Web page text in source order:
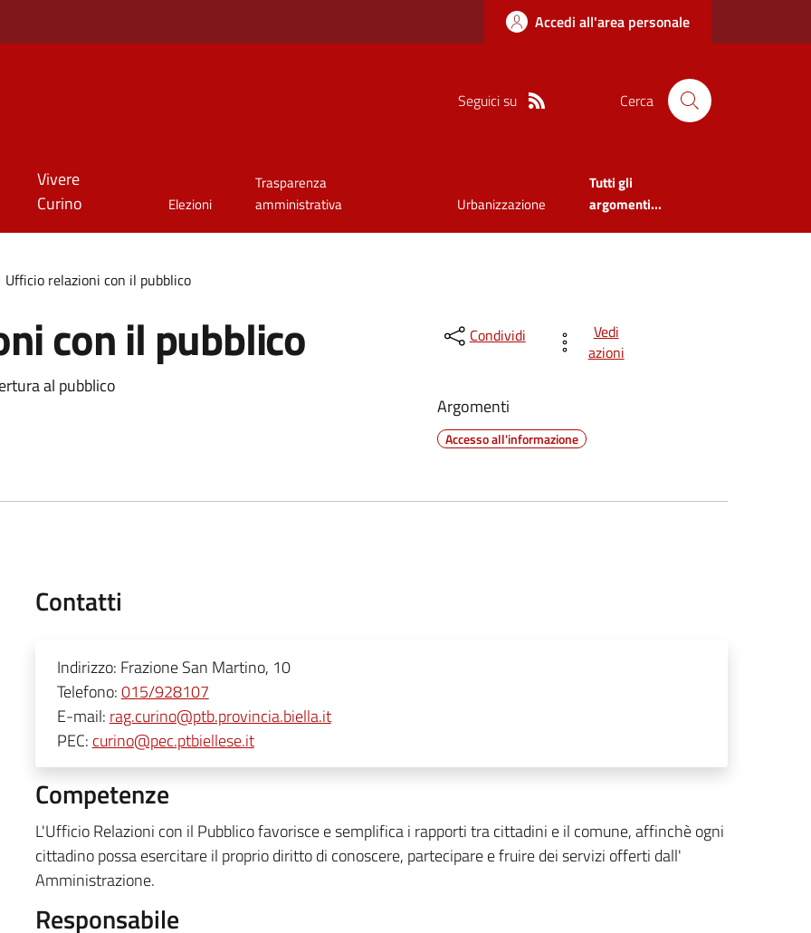
Accedi all'area personale
Seguici su Cerca
Vivere
Curino
Elezioni
Trasparenza
amministrativa
Urbanizzazione
Tutti gli
argomenti...
Ufficio relazioni con il pubblico
con il pubblico
al pubblico
Condividi
Vedi
azioni
Argomenti
Accesso all'informazione
Contatti
Indirizzo: Frazione San Martino, 10
Telefono:015/928107
E-mail: rag.curino@ptb.provincia.biella.it
PEC: curino@pec.ptbiellese.it
Competenze
L'Ufficio Relazioni con il Pubblico favorisce e semplifica i rapporti tra cittadini e il comune, affinchè ogni
cittadino possa esercitare il proprio diritto di conoscere, partecipare e fruire dei servizi offerti dall'
Amministrazione.
Responsabile